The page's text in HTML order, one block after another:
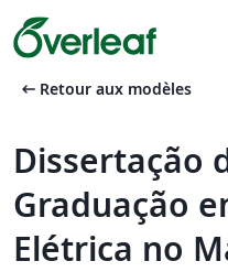
arrow_left_alt Retour aux modèles
Dissertação
Graduação
Elétrica no